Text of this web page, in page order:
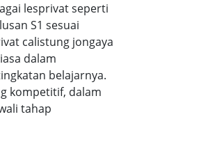
lesprivat seperti
S1 sesuai
calistung jongaya
dalam
belajarnya.
kompetitif, dalam
tahap